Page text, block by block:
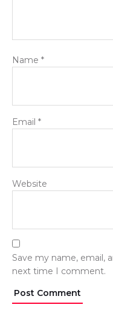
Name *
Email *
Website
Save my name, email,
next time I comment.